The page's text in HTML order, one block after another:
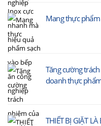
Mang thực
Tăng cường
doanh thực
THIẾT BỊ GIẶT LÀ